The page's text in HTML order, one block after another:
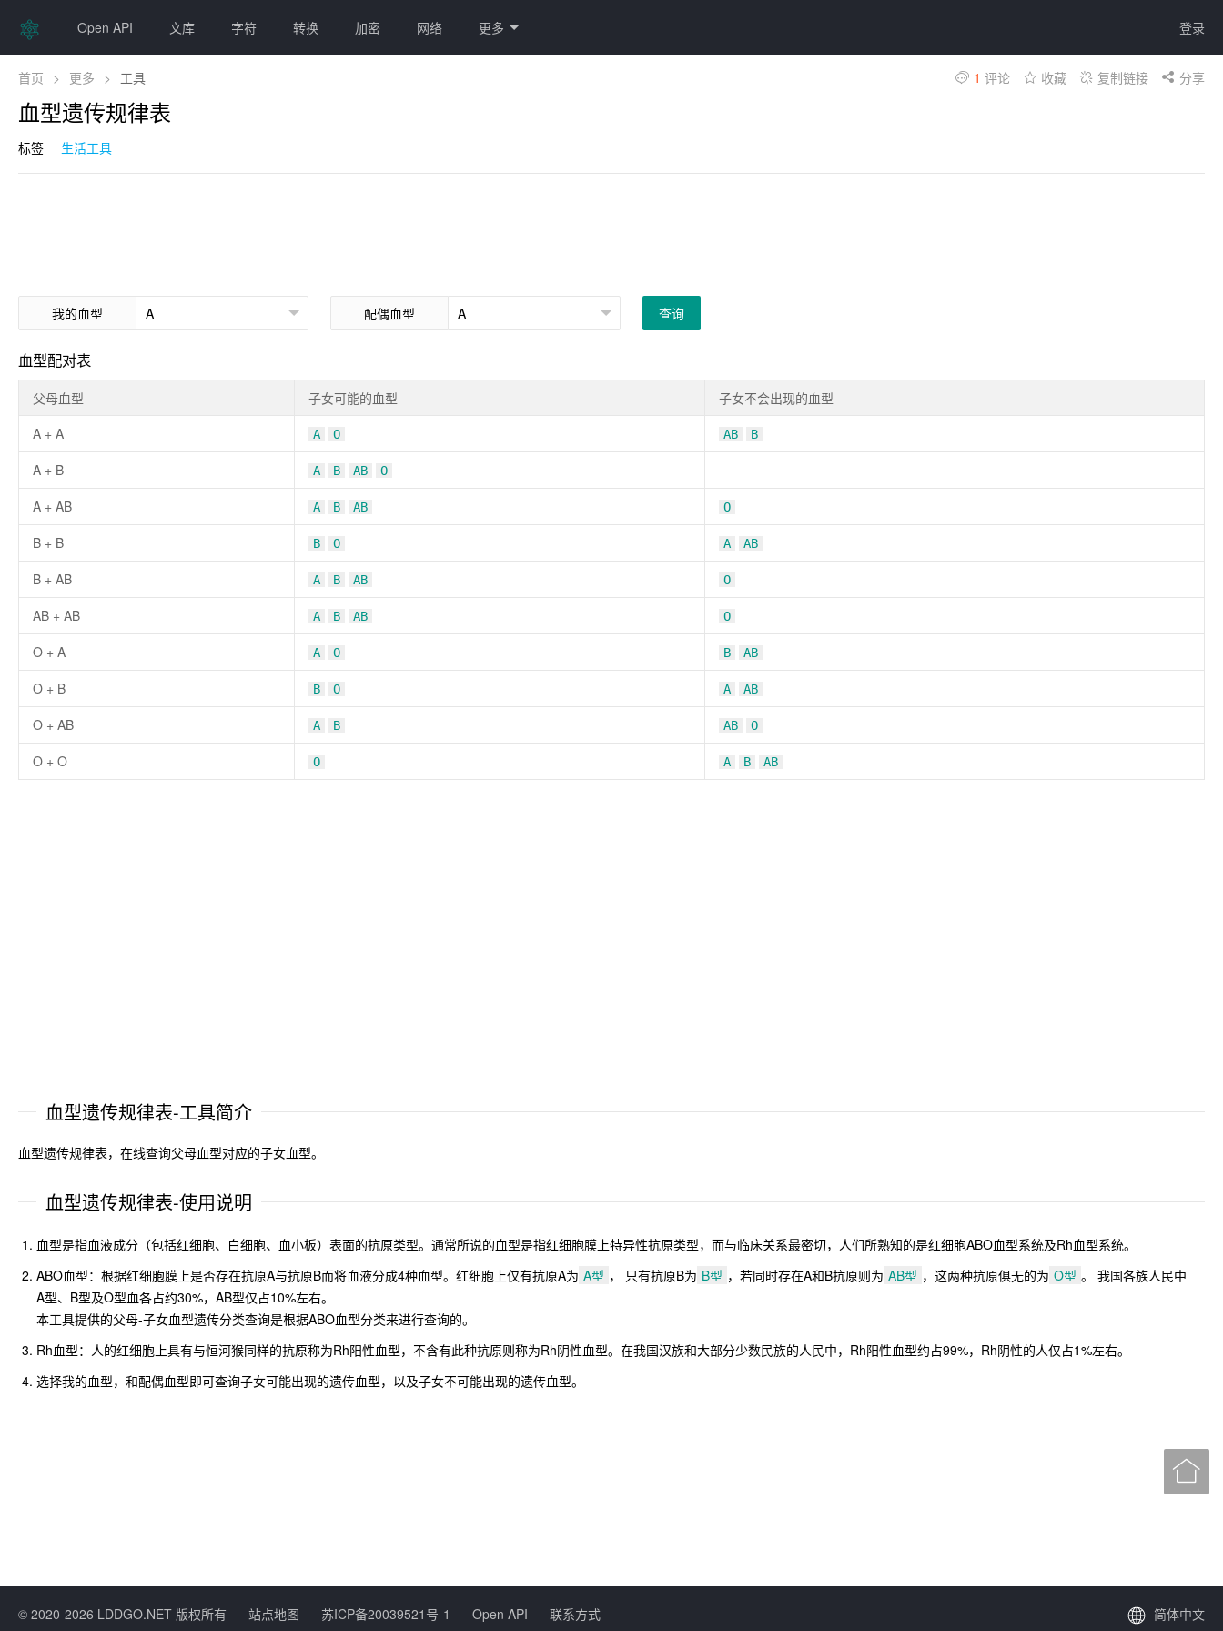
Open API 文库 字符 转换 加密 网络 更多 登录
首页 > 更多 > 工具 1 评论 收藏 复制链接 分享
血型遗传规律表
标签 生活工具
我的血型 配偶血型 查询
血型配对表
父母血型 子女可能的血型
子女不会出现的血型
A + A
A O AB B
A + B A B AB O
A + AB A B AB O
B + B B O A AB
B + AB A B AB O
AB + AB A B AB O
O + A A O B AB
O + B B O A AB
O + AB A B AB O
O + O O A B AB
血型遗传规律表-工具简介
血型遗传规律表，在线查询父母血型对应的子女血型。
血型遗传规律表-使用说明
血型是指血液成分（包括红细胞、白细胞、血小板）表面的抗原类型。通常所说的血型是指红细胞膜上特异性抗原类型，而与临床关系最密切，人们所熟知的是红细胞ABO血型系统及Rh血型系统。
ABO血型：根据红细胞膜上是否存在抗原A与抗原B而将血液分成4种血型。红细胞上仅有抗原A为 A型 ， 只有抗原B为 B型 ，若同时存在A和B抗原则为 AB型 ，这两种抗原俱无的为 O型 。 我国各族人民中
A型、B型及O型血各占约30%，AB型仅占10%左右。
本工具提供的父母-子女血型遗传分类查询是根据ABO血型分类来进行查询的。
Rh血型：人的红细胞上具有与恒河猴同样的抗原称为Rh阳性血型，不含有此种抗原则称为Rh阴性血型。在我国汉族和大部分少数民族的人民中，Rh阳性血型约占99%，Rh阴性的人仅占1%左右。
选择我的血型，和配偶血型即可查询子女可能出现的遗传血型，以及子女不可能出现的遗传血型。
© 2020-2026 LDDGO.NET 版权所有 站点地图 苏ICP备20039521号-1 Open API 联系方式 简体中文
